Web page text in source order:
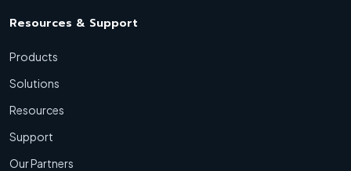
Resources & Support
Products
Solutions
Resources
Support
Our Partners